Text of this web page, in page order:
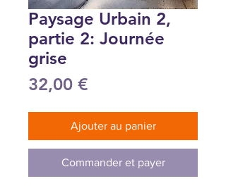
Paysage Urbain 2,
partie 2: Journée
grise
32,00 €
Ajouter au panier
Commander et payer